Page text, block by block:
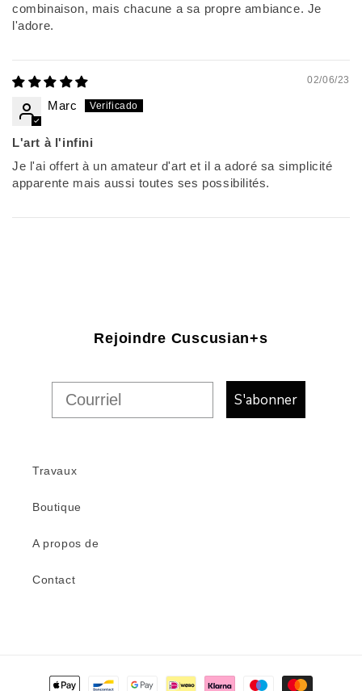
combinaison, mais chacune a sa propre ambiance. Je
l'adore.
02/06/23
Marc
L'art à l'infini
Je l'ai offert à un amateur d'art et il a adoré sa simplicité
apparente mais aussi toutes ses possibilités.
Rejoindre Cuscusian+s
S'abonner
Travaux
Boutique
A propos de
Contact
Modes